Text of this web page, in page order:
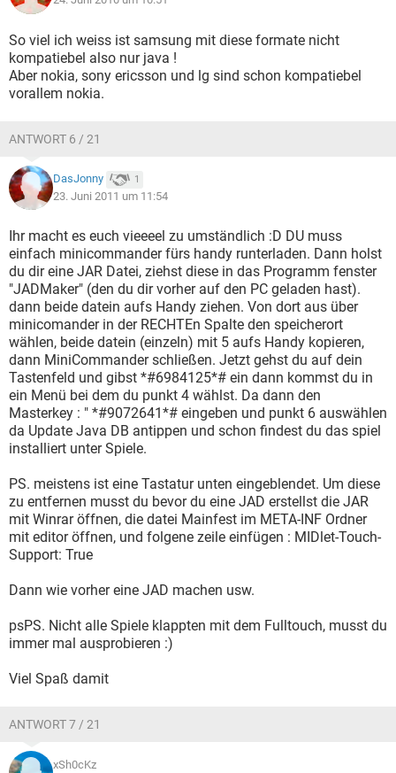
So viel ich weiss ist samsung mit diese formate nicht
kompatiebel also nur java !
Aber nokia, sony ericsson und lg sind schon kompatiebel
vorallem nokia.
ANTWORT 6 / 21
DasJonny 1
23. Juni 2011 um 11:54
Ihr macht es euch vieeeel zu umständlich :D DU muss
einfach minicommander fürs handy runterladen. Dann holst
du dir eine JAR Datei, ziehst diese in das Programm fenster
"JADMaker" (den du dir vorher auf den PC geladen hast).
dann beide datein aufs Handy ziehen. Von dort aus über
minicomander in der RECHTEn Spalte den speicherort
wählen, beide datein (einzeln) mit 5 aufs Handy kopieren,
dann MiniCommander schließen. Jetzt gehst du auf dein
Tastenfeld und gibst *#6984125*# ein dann kommst du in
ein Menü bei dem du punkt 4 wählst. Da dann den
Masterkey : " *#9072641*# eingeben und punkt 6 auswählen
da Update Java DB antippen und schon findest du das spiel
installiert unter Spiele.
PS. meistens ist eine Tastatur unten eingeblendet. Um diese
zu entfernen musst du bevor du eine JAD erstellst die JAR
mit Winrar öffnen, die datei Mainfest im META-INF Ordner
mit editor öffnen, und folgene zeile einfügen : MIDlet-Touch-
Support: True
Dann wie vorher eine JAD machen usw.
psPS. Nicht alle Spiele klappten mit dem Fulltouch, musst du
immer mal ausprobieren :)
Viel Spaß damit
ANTWORT 7 / 21
xSh0cKz